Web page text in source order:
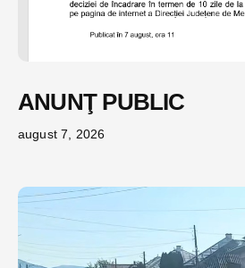
ANUNŢ PUBLIC
august 7, 2026